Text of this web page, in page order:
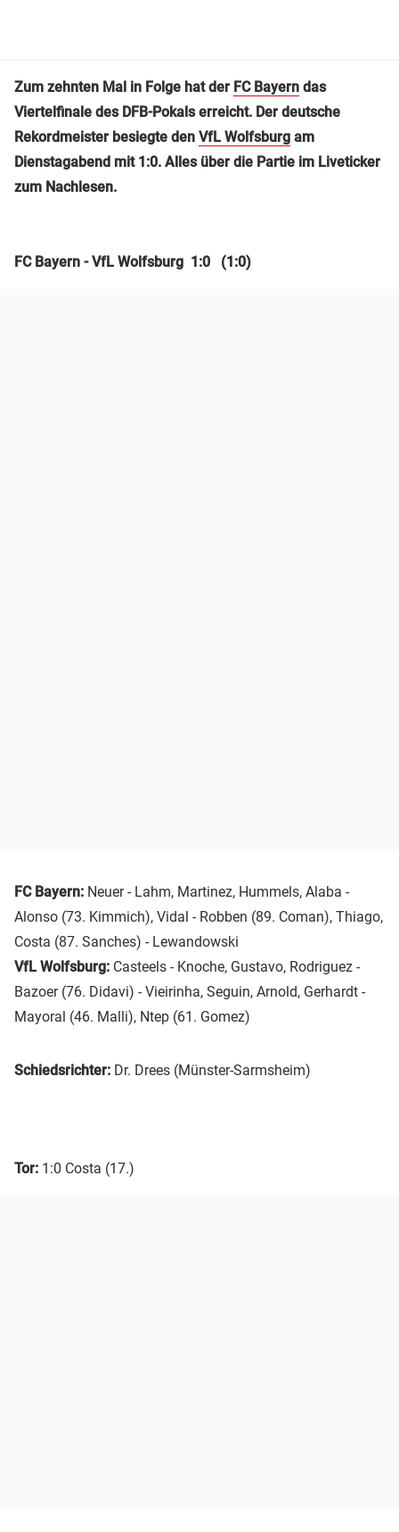
Zum zehnten Mal in Folge hat der FC Bayern das
Viertelfinale des DFB-Pokals erreicht. Der deutsche
Rekordmeister besiegte den VfL Wolfsburg am
Dienstagabend mit 1:0. Alles über die Partie im Liveticker
zum Nachlesen.
FC Bayern - VfL Wolfsburg 1:0 (1:0)
FC Bayern: Neuer - Lahm, Martinez, Hummels, Alaba -
Alonso (73. Kimmich), Vidal - Robben (89. Coman), Thiago,
Costa (87. Sanches) - Lewandowski
VfL Wolfsburg: Casteels - Knoche, Gustavo, Rodriguez -
Bazoer (76. Didavi) - Vieirinha, Seguin, Arnold, Gerhardt -
Mayoral (46. Malli), Ntep (61. Gomez)
Schiedsrichter: Dr. Drees (Münster-Sarmsheim)
Tor: 1:0 Costa (17.)